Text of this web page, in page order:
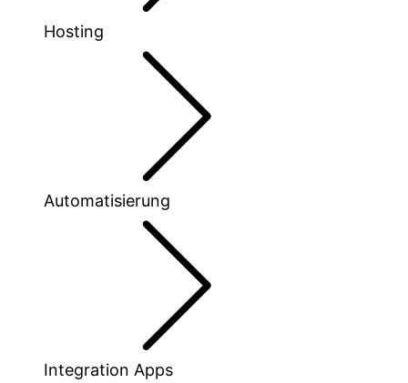
Hosting
Automatisierung
Integration Apps